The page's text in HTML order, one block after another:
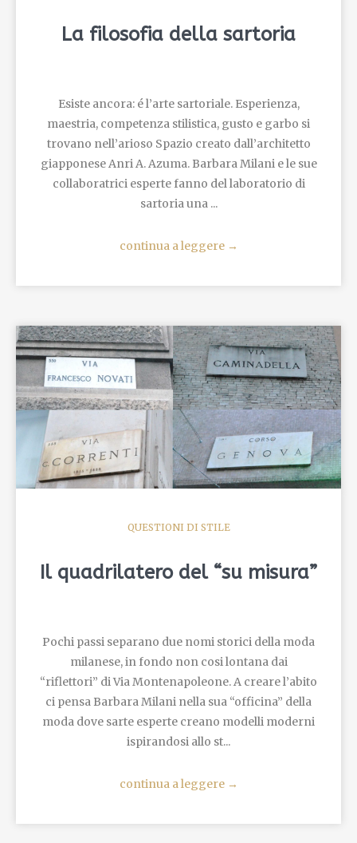
La filosofia della sartoria
Esiste ancora: é l’arte sartoriale. Esperienza,
maestria, competenza stilistica, gusto e garbo si
trovano nell’arioso Spazio creato dall’architetto
giapponese Anri A. Azuma. Barbara Milani e le sue
collaboratrici esperte fanno del laboratorio di
sartoria una ...
continua a leggere →
QUESTIONI DI STILE
Il quadrilatero del “su misura”
Pochi passi separano due nomi storici della moda
milanese, in fondo non cosi lontana dai
“riflettori” di Via Montenapoleone. A creare l’abito
ci pensa Barbara Milani nella sua “officina” della
moda dove sarte esperte creano modelli moderni
ispirandosi allo st...
continua a leggere →